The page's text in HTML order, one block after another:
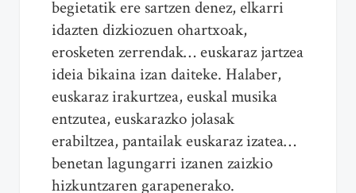
begietatik ere sartzen denez, elkarri
idazten dizkiozuen ohartxoak,
erosketen zerrendak… euskaraz jartzea
ideia bikaina izan daiteke. Halaber,
euskaraz irakurtzea, euskal musika
entzutea, euskarazko jolasak
erabiltzea, pantailak euskaraz izatea…
benetan lagungarri izanen zaizkio
hizkuntzaren garapenerako.